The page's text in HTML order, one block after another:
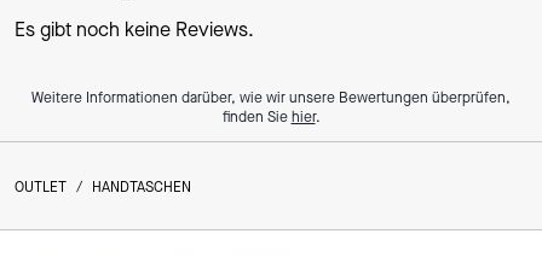
Es gibt noch keine Reviews.
Weitere Informationen darüber, wie wir unsere Bewertungen überprüfen,
finden Siehier.
OUTLET / HANDTASCHEN